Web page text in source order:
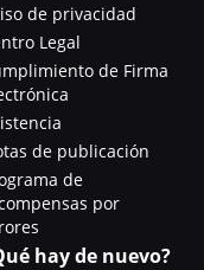
de privacidad
Legal
de Firma
de publicación
de
por
hay de nuevo?